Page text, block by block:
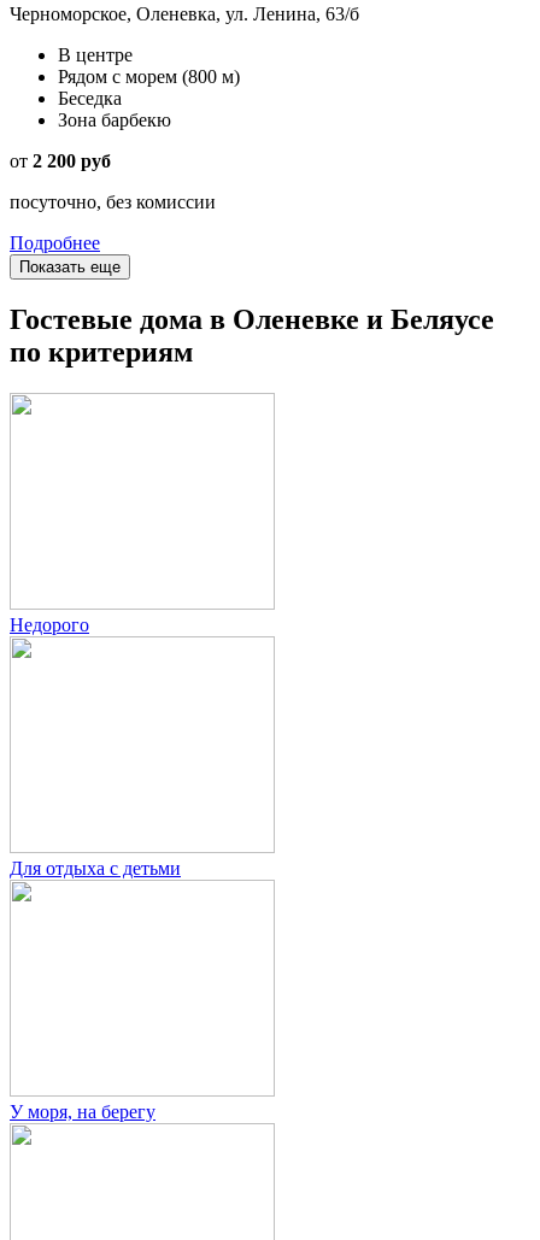
Черноморское, Оленевка, ул. Ленина, 63/б
В центре
Рядом с морем (800 м)
Беседка
Зона барбекю
от 2 200 руб
посуточно, без комиссии
Подробнее
Показать еще
Гостевые дома в Оленевке и Беляусе
по критериям
Недорого
Для отдыха с детьми
У моря, на берегу